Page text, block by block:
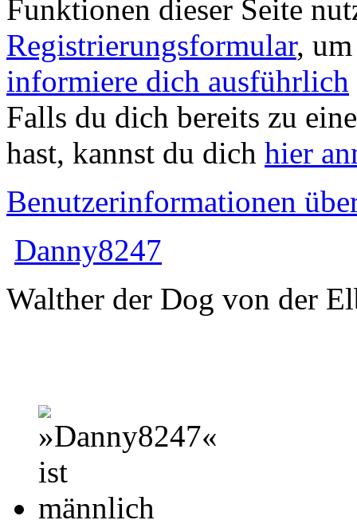
Funktionen dieser Seite
Registrierungsformular,
informiere dich ausführlich
Falls du dich bereits zu
hast, kannst du dich hier
Benutzerinformationen
Danny8247
Walther der Dog von der